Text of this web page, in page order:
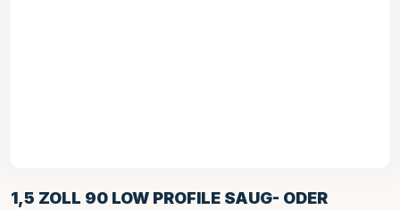
1,5 ZOLL 90 LOW PROFILE SAUG- ODER